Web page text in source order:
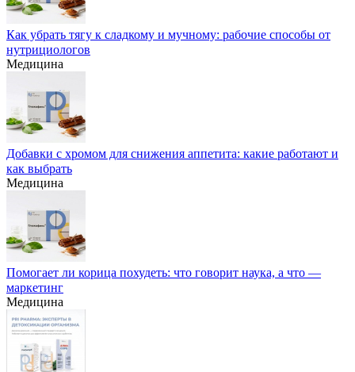
Как убрать тягу к сладкому и мучному: рабочие способы от
нутрициологов
Медицина
Добавки с хромом для снижения аппетита: какие работают и
как выбрать
Медицина
Помогает ли корица похудеть: что говорит наука, а что —
маркетинг
Медицина